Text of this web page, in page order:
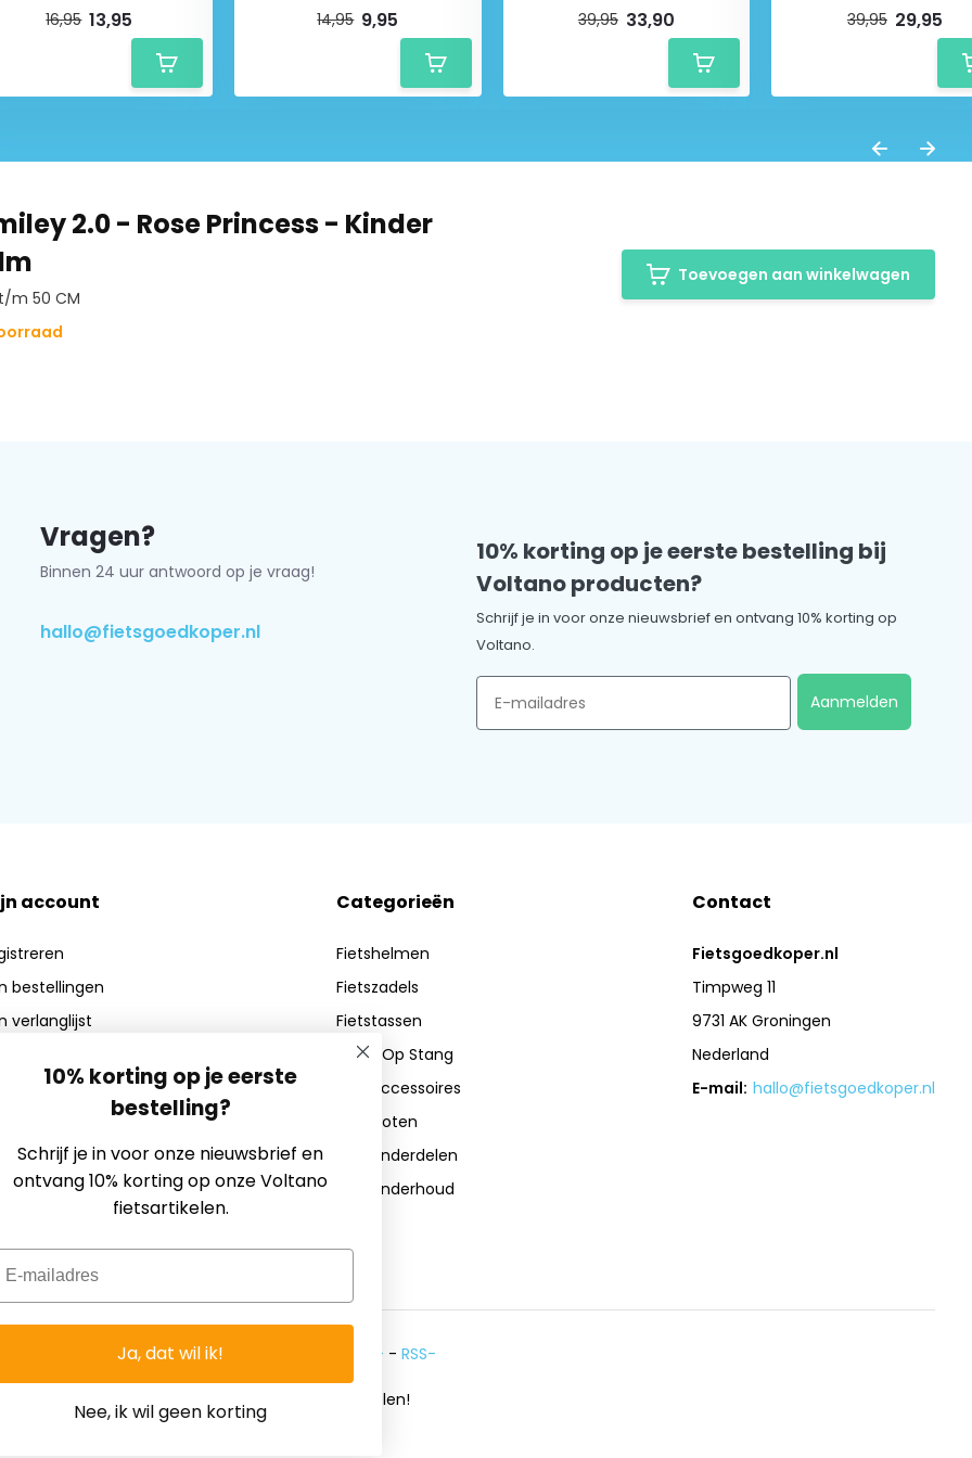
dit verhoogt de sterkte en de
door de comfortabele
systeem. Dit is een exact
voor goede ventilatie.
instelling met
juiste helmmaat en voorkomt
16,95 13,95
14,95 9,95
39,95 33,90
39,95 29,95
2.0 - Rose Princess - Kinder
m 50 CM
Toevoegen aan winkelwagen
Vragen?
Binnen 24 uur antwoord op je vraag!
hallo@fietsgoedkoper.nl
10% korting op je eerste bestelling bij
Voltano producten?
Schrijf je in voor onze nieuwsbrief en ontvang 10% korting op
Voltano.
Email
Aanmelden
account
bestellingen
verlanglijst
Categorieën
Fietshelmen
Fietszadels
Fietstassen
Zadel Op Stang
Fietsaccessoires
Fietssloten
Fietsonderdelen
Fietsonderhoud
Contact
Fietsgoedkoper.nl
Timpweg 11
9731 AK Groningen
Nederland
E-mail: hallo@fietsgoedkoper.nl
© Copyright 2026 - Theme By Plus+ -RSS-
Fietsgoedkoper.nl ~ Voor Al Uw Fietsartikelen!
10% korting op je eerste
bestelling?
Schrijf je in voor onze nieuwsbrief en
ontvang 10% korting op onze Voltano
fietsartikelen.
Ja, dat wil ik!
Nee, ik wil geen korting